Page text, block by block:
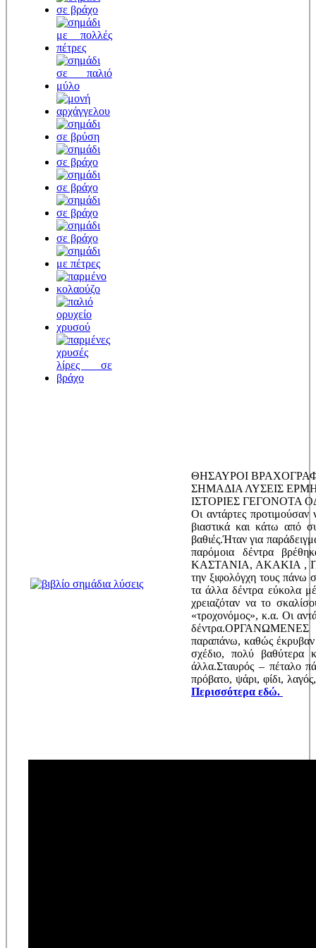
ΘΗΣΑΥΡΟΙ
ΣΗΜΑΔΙΑ ΛΥΣΕΙΣ
ΙΣΤΟΡΙΕΣ ΓΕΓΟΝΟΤΑ
Οι αντάρτες προτιμούσαν
βιαστικά και κάτω από
βαθιές.Ήταν για
παρόμοια δέντρα
ΚΑΣΤΑΝΙΑ, ΑΚΑΚΙΑ ,
την ξιφολόγχη τους πάνω
τα άλλα δέντρα εύκολα
χρειαζόταν να το
«τροχονόμος», κ.α. Οι
δέντρα.ΟΡΓΑΝΩΜΕΝΕΣ
παραπάνω, καθώς έκρυβαν
σχέδιο, πολύ βαθύτερα
άλλα.Σταυρός – πέταλο
πρόβατο, ψάρι, φίδι,
Περισσότερα εδώ.